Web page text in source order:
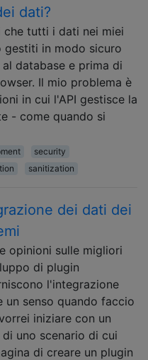
dati?
che tutti i dati nei miei
gestiti in modo sicuro
database e prima di
Il mio problema è
in cui l'API gestisce la
- come quando si
security
sanitization
dei dati dei
opinioni sulle migliori
di plugin
l'integrazione
un senso quando faccio
iniziare con un
uno scenario di cui
di creare un plugin